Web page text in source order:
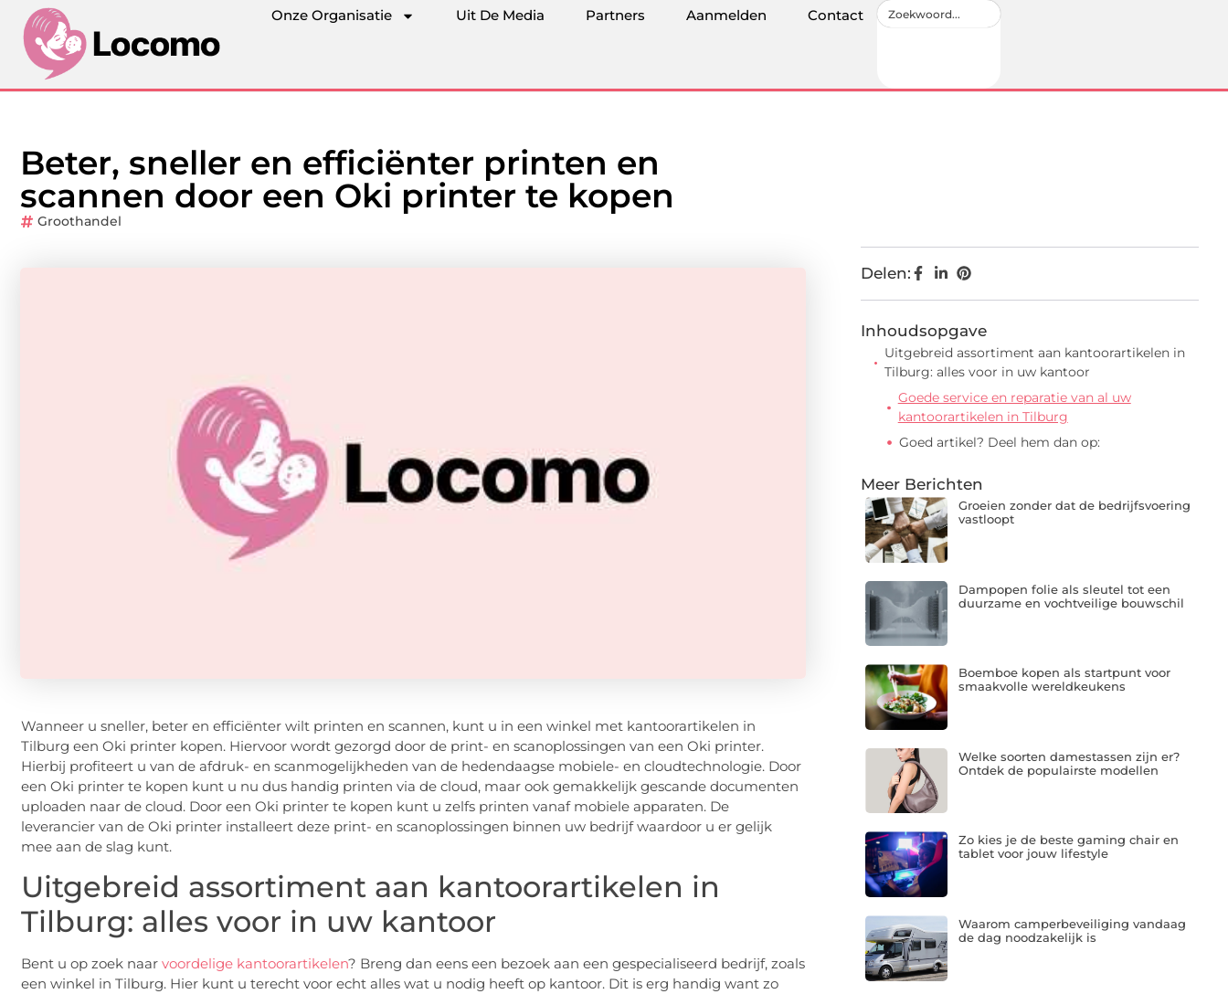
Onze Organisatie Uit De Media Partners Aanmelden Contact
Beter, sneller en efficiënter printen en
scannen door een Oki printer te kopen
Groothandel
Wanneer u sneller, beter en efficiënter wilt printen en scannen, kunt u in een winkel met kantoorartikelen in
Tilburg een Oki printer kopen. Hiervoor wordt gezorgd door de print- en scanoplossingen van een Oki printer.
Hierbij profiteert u van de afdruk- en scanmogelijkheden van de hedendaagse mobiele- en cloudtechnologie. Door
een Oki printer te kopen kunt u nu dus handig printen via de cloud, maar ook gemakkelijk gescande documenten
uploaden naar de cloud. Door een Oki printer te kopen kunt u zelfs printen vanaf mobiele apparaten. De
leverancier van de Oki printer installeert deze print- en scanoplossingen binnen uw bedrijf waardoor u er gelijk
mee aan de slag kunt.
Uitgebreid assortiment aan kantoorartikelen in
Tilburg: alles voor in uw kantoor
Bent u op zoek naar voordelige kantoorartikelen? Breng dan eens een bezoek aan een gespecialiseerd bedrijf, zoals
een winkel in Tilburg. Hier kunt u terecht voor echt alles wat u nodig heeft op kantoor. Dit is erg handig want zo
Delen:
Inhoudsopgave
Uitgebreid assortiment aan kantoorartikelen in
Tilburg: alles voor in uw kantoor
Goede service en reparatie van al uw
kantoorartikelen in Tilburg
Goed artikel? Deel hem dan op:
Meer Berichten
Groeien zonder dat de bedrijfsvoering
vastloopt
Dampopen folie als sleutel tot een
duurzame en vochtveilige bouwschil
Boemboe kopen als startpunt voor
smaakvolle wereldkeukens
Welke soorten damestassen zijn er?
Ontdek de populairste modellen
Zo kies je de beste gaming chair en
tablet voor jouw lifestyle
Waarom camperbeveiliging vandaag
de dag noodzakelijk is